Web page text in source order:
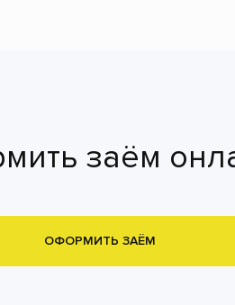
заём
ОФОРМИТЬ ЗАЁМ